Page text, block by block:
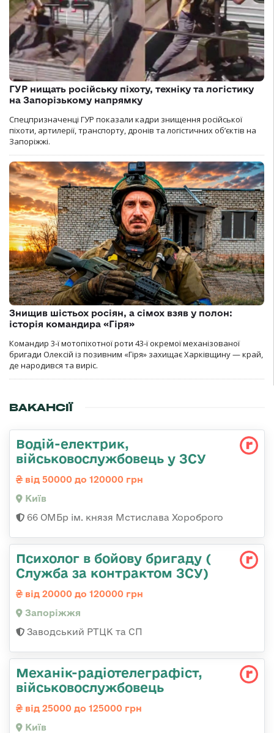
ГУР нищать російську піхоту, техніку та логістику
на Запорізькому напрямку
Спецпризначенці ГУР показали кадри знищення російської
піхоти, артилерії, транспорту, дронів та логістичних об’єктів на
Запоріжжі.
Знищив шістьох росіян, а сімох взяв у полон:
історія командира «Гіря»
Командир 3-ї мотопіхотної роти 43-ї окремої механізованої
бригади Олексій із позивним «Гіря» захищає Харківщину — край,
де народився та виріс.
ВАКАНСІЇ
Водій-електрик,
військовослужбовець у ЗСУ
від 50000 до 120000 грн
Київ
66 ОМБр ім. князя Мстислава Хороброго
Психолог в бойову бригаду (
Служба за контрактом ЗСУ)
від 20000 до 120000 грн
Запоріжжя
Заводський РТЦК та СП
Механік-радіотелеграфіст,
військовослужбовець
від 25000 до 125000 грн
Київ